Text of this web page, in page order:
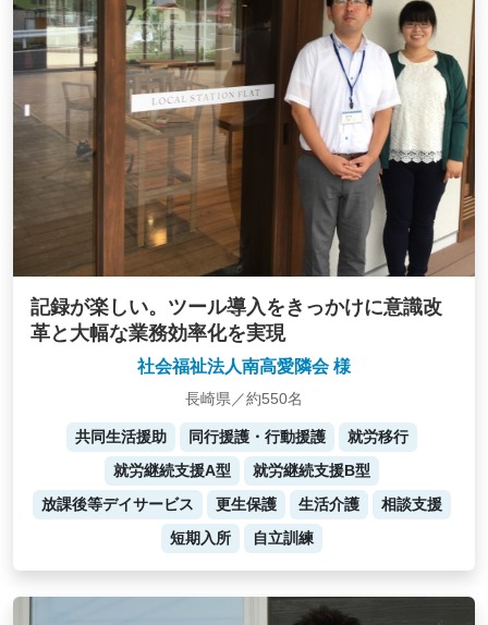
記録が楽しい。ツール導入をきっかけに意識改
革と大幅な業務効率化を実現
社会福祉法人南高愛隣会 様
長崎県／約550名
共同生活援助 同行援護・行動援護
就労移行
就労継続支援A型
就労継続支援B型
放課後等デイサービス
更生保護 生活介護
相談支援
短期入所
自立訓練